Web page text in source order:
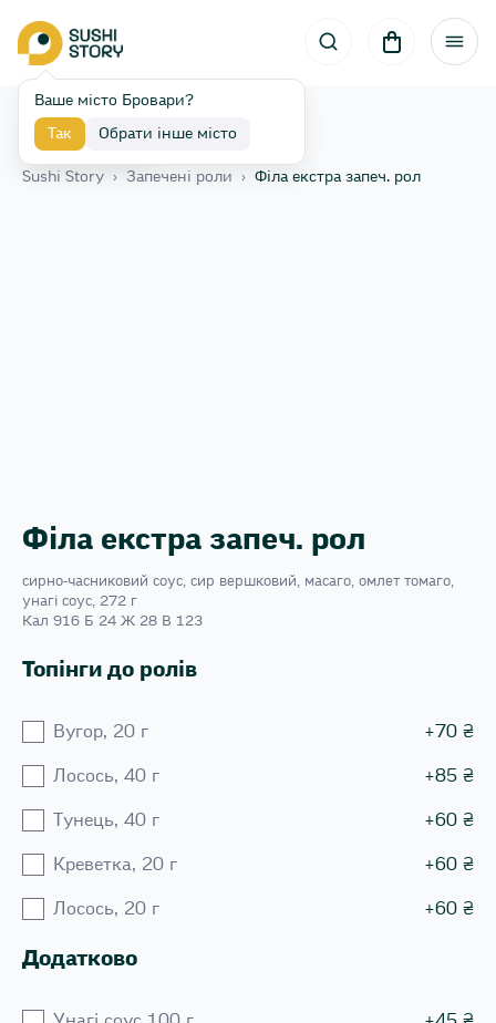
Ваше місто Бровари?
Так Обрати інше місто
Назад
Sushi Story › Запечені роли › Філа екстра запеч. рол
Філа екстра запеч. рол
сирно-часниковий соуc, сир вершковий, масаго, омлет томаго,
унагі соус, 272 г
Кал 916 Б 24 Ж 28 В 123
Топінги до ролів
Вугор, 20 г +70 ₴
Лосось, 40 г +85 ₴
Тунець, 40 г +60 ₴
Креветка, 20 г +60 ₴
Лосось, 20 г +60 ₴
Додатково